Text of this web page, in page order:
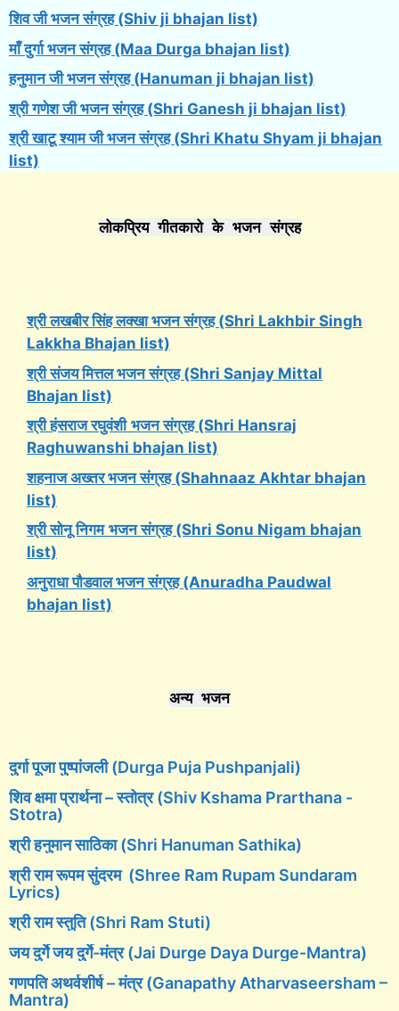
शिव जी भजन संग्रह (Shiv ji bhajan list)
माँ दुर्गा भजन संग्रह (Maa Durga bhajan list)
हनुमान जी भजन संग्रह (Hanuman ji bhajan list)
श्री गणेश जी भजन संग्रह (Shri Ganesh ji bhajan list)
श्री खाटू श्याम जी भजन संग्रह (Shri Khatu Shyam ji bhajan
list)
लोकप्रिय गीतकारो के भजन संग्रह
श्री लखबीर सिंह लक्खा भजन संग्रह (Shri Lakhbir Singh
Lakkha Bhajan list)
श्री संजय मित्तल भजन संग्रह (Shri Sanjay Mittal
Bhajan list)
श्री हंसराज रघुवंशी भजन संग्रह (Shri Hansraj
Raghuwanshi bhajan list)
शहनाज अख्तर भजन संग्रह (Shahnaaz Akhtar bhajan
list)
श्री सोनू निगम भजन संग्रह (Shri Sonu Nigam bhajan
list)
अनुराधा पौडवाल भजन संग्रह (Anuradha Paudwal
bhajan list)
अन्य भजन
दुर्गा पूजा पुष्पांजली (Durga Puja Pushpanjali)
शिव क्षमा प्रार्थना – स्तोत्र (Shiv Kshama Prarthana -
Stotra)
श्री हनुमान साठिका (Shri Hanuman Sathika)
श्री राम रूपम सुंदरम (Shree Ram Rupam Sundaram
Lyrics)
श्री राम स्तुति (Shri Ram Stuti)
जय दुर्गे जय दुर्गे-मंत्र (Jai Durge Daya Durge-Mantra)
गणपति अथर्वशीर्ष – मंत्र (Ganapathy Atharvaseersham –
Mantra)